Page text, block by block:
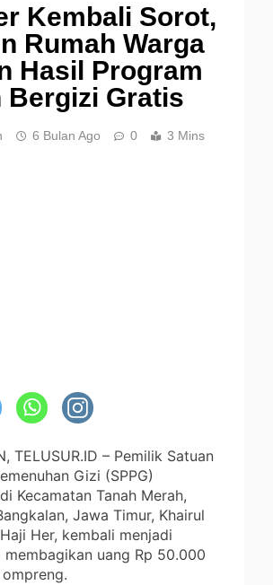
Kembali Sorot,
Rumah Warga
Hasil Program
Bergizi Gratis
6 Bulan Ago 0 3 Mins
TELUSUR.ID – Pemilik Satuan
Gizi (SPPG)
Kecamatan Tanah Merah,
Jawa Timur, Khairul
Her, kembali menjadi
membagikan uang Rp 50.000